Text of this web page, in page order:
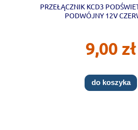
PRZEŁĄCZNIK KCD3
PODWÓJNY 12V
9,00 zł
do koszyka